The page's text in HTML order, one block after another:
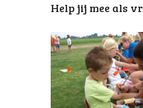
Help jij mee als